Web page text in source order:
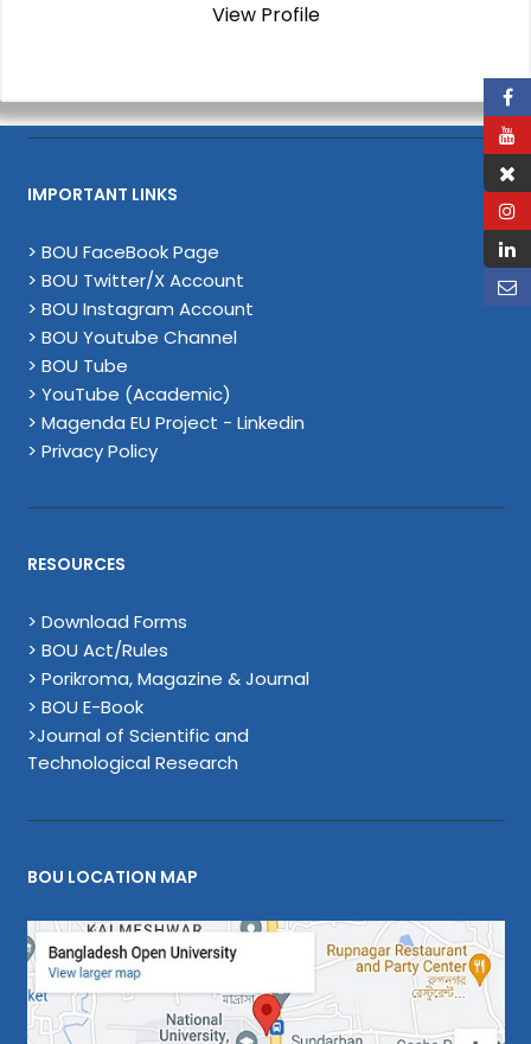
View Profile
IMPORTANT LINKS
> BOU FaceBook Page
> BOU Twitter/X Account
> BOU Instagram Account
> BOU Youtube Channel
> BOU Tube
> YouTube (Academic)
> Magenda EU Project - Linkedin
> Privacy Policy
RESOURCES
> Download Forms
> BOU Act/Rules
> Porikroma, Magazine & Journal
> BOU E-Book
>Journal of Scientific and
Technological Research
BOU LOCATION MAP